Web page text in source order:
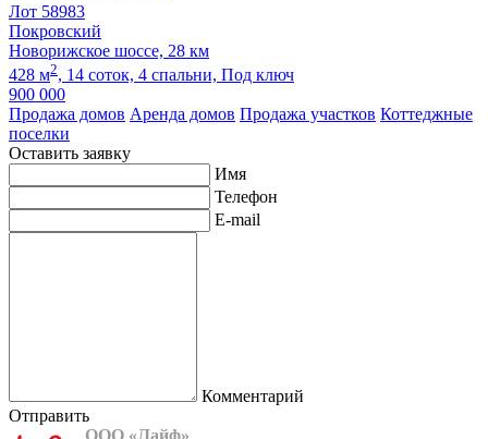
Лот 58983
Покровский
Новорижское шоссе, 28 км
428 м2, 14 соток, 4 спальни, Под ключ
900 000
Продажа домов Аренда домов Продажа участков Коттеджные
поселки
Оставить заявку
Имя
Телефон
E-mail
Комментарий
Отправить